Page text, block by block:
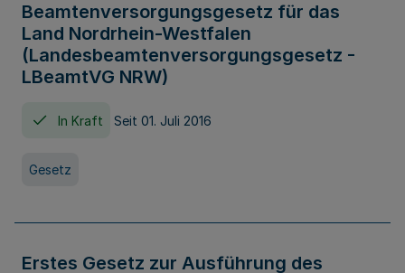
Beamtenversorgungsgesetz für das
Land Nordrhein-Westfalen
(Landesbeamtenversorgungsgesetz -
LBeamtVG NRW)
In Kraft Seit 01. Juli 2016
Gesetz
Erstes Gesetz zur Ausführung des